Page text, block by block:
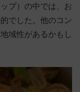
プ）の中では、お
でした。他のコン
域性があるかもし